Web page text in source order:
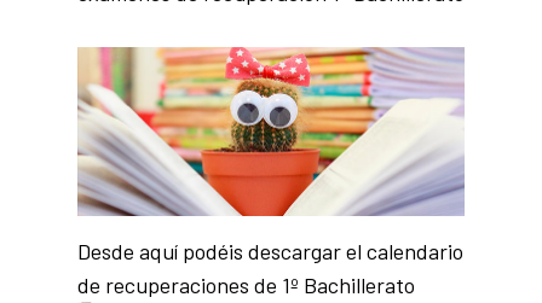
Desde aquí podéis descargar el calendario
de recuperaciones de 1º Bachillerato